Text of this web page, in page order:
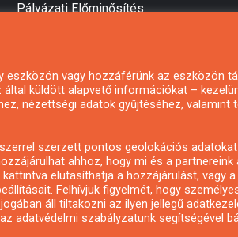
Pályázati Előminősítés
Mezőgazdasági pályázatírás
Pályázatírás magánszemélyeknek
Pályázatírás civil szervezeteknek
Pályázatfigyelés
Specifikus pályázatfigyelés vagy
vagy hozzáférünk az eszközön
küldött alapvető információkat –
nézettségi adatok gyűjtéséhez, valamint
szerzett pontos geolokációs
ahhoz, hogy mi és a
elutasíthatja a hozzájárulást, vagy
Felhívjuk figyelmét, hogy
áll tiltakozni az ilyen jellegű
adatvédelmi szabályzatunk segítségével